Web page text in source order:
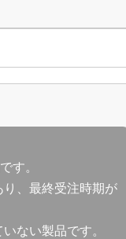
す。
、最終受注時期が
ない製品です。